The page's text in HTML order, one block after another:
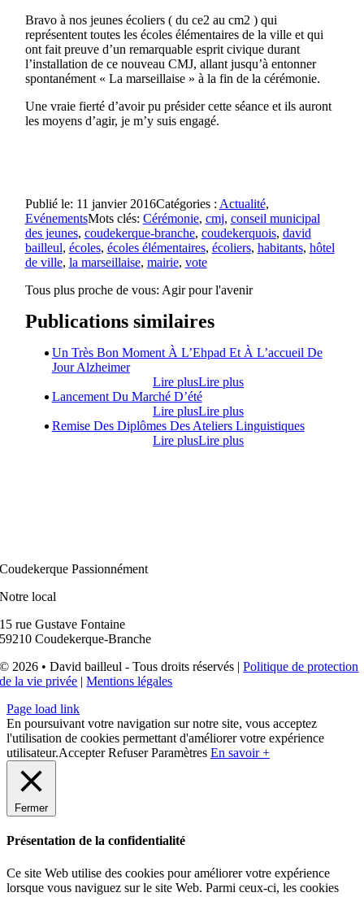
Bravo à nos jeunes écoliers ( du ce2 au cm2 ) qui
représentent toutes les écoles élémentaires de la ville et qui
ont fait preuve d’un remarquable esprit civique durant
l’installation de ce nouveau CMJ, allant jusqu’à entonner
spontanément « La marseillaise » à la fin de la cérémonie.
Une vraie fierté d’avoir pu présider cette séance et ils auront
les moyens d’agir, je m’y suis engagé.
Publié le: 11 janvier 2016Catégories : Actualité,
EvénementsMots clés: Cérémonie, cmj, conseil municipal
des jeunes, coudekerque-branche, coudekerquois, david
bailleul, écoles, écoles élémentaires, écoliers, habitants, hôtel
de ville, la marseillaise, mairie, vote
Tous plus proche de vous: Agir pour l'avenir
Publications similaires
Un Très Bon Moment À L’Ehpad Et À L’accueil De
Jour Alzheimer
Lire plusLire plus
Lancement Du Marché D’été
Lire plusLire plus
Remise Des Diplômes Des Ateliers Linguistiques
Lire plusLire plus
Coudekerque Passionnément
Notre local
15 rue Gustave Fontaine
59210 Coudekerque-Branche
© 2026 • David bailleul - Tous droits réservés |Politique de protection
de la vie privée |Mentions légales
Page load link
En poursuivant votre navigation sur notre site, vous acceptez
l'utilisation de cookies permettant d'améliorer votre expérience
utilisateur.Accepter Refuser Paramètres En savoir +
Fermer
Présentation de la confidentialité
Ce site Web utilise des cookies pour améliorer votre expérience
lorsque vous naviguez sur le site Web. Parmi ceux-ci, les cookies